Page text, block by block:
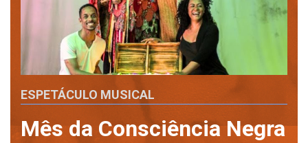
ESPETÁCULO MUSICAL
Mês da Consciência Negra